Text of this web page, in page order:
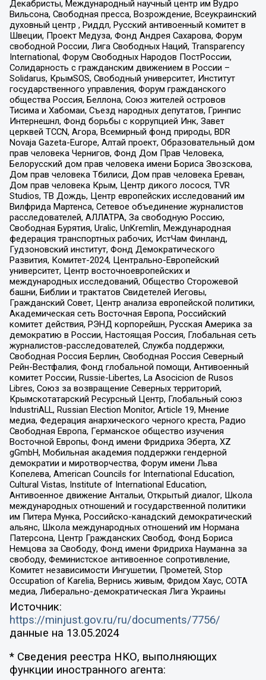
Декабристы, Международный научный центр им Вудро
Вильсона, Свободная пресса, Возрождение, Всеукраинский
духовный центр , Риддл, Русский антивоенный комитет в
Швеции, Проект Медуза, Фонд Андрея Сахарова, Форум
свободной России, Лига Свободных Наций, Transparеncy
International, Форум Свободных Народов ПостРоссии,
Солидарность с гражданским движением в России –
Solidarus, КрымSOS, Свободный университет, Институт
государственного управления, Форум гражданского
общества Россия, Беллона, Союз жителей островов
Тисима и Хабомаи, Съезд народных депутатов, Гринпис
Интернешнл, Фонд борьбы с коррупцией Инк, Завет
церквей TCCN, Агора, Всемирный фонд природы, BDR
Novaja Gazeta-Europe, Алтай проект, Образовательный дом
прав человека Чернигов, Фонд Дом Прав Человека,
Белорусский дом прав человека имени Бориса Звозскова,
Дом прав человека Тбилиси, Дом прав человека Ереван,
Дом прав человека Крым, Центр дикого лосося, TVR
Studios, ТВ Дождь, Центр европейских исследований им
Вилфрида Мартенса, Сетевое объединение журналистов
расследователей, АЛЛАТРА, За свободную Россию,
Свободная Бурятия, Uralic, UnKremlin, Международная
федерация транспортных рабочих, ИстЧам Финланд,
Гудзоновский институт, Фонд Демократического
Развития, Комитет-2024, Центрально-Европейский
университет, Центр восточноевропейских и
международных исследований, Общество Сторожевой
башни, Библии и трактатов Свидетелей Иеговы,
Гражданский Совет, Центр анализа европейской политики,
Академическая сеть Восточная Европа, Российский
комитет действия, РЭНД корпорейшн, Русская Америка за
демократию в России, Настоящая Россия, Глобальная сеть
журналистов-расследователей, Служба поддержки,
Свободная Россия Берлин, Свободная Россия Северный
Рейн-Вестфалия, Фонд глобальной помощи, Антивоенный
комитет России, Russie-Libertes, La Asocicion de Rusos
Libres, Союз за возвращение Северных территорий,
Крымскотатарский Ресурсный Центр, Глобальный союз
IndustriALL, Russian Election Monitor, Article 19, Мнение
медиа, Федерация анархического черного креста, Радио
Свободная Европа, Германское общество изучения
Восточной Европы, Фонд имени Фридриха Эберта, XZ
gGmbH, Мобильная академия поддержки гендерной
демократии и миротворчества, Форум имени Льва
Копелева, American Councils for International Education,
Cultural Vistas, Institute of International Education,
Антивоенное движение Антальи, Открытый диалог, Школа
международных отношений и государственной политики
им Питера Мунка, Российско-канадский демократический
альянс, Школа международных отношений им Нормана
Патерсона, Центр Гражданских Свобод, Фонд Бориса
Немцова за Свободу, Фонд имени Фридриха Науманна за
свободу, Феминистское антивоенное сопротивление,
Комитет независимости Ингушетии, Прометей, Stop
Occupation of Karelia, Вернись живым, Фридом Хаус, СОТА
медиа, Либерально-демократическая Лига Украины
Источник:
https://minjust.gov.ru/ru/documents/7756/
данные на 13.05.2024
* Сведения реестра НКО, выполняющих
функции иностранного агента: